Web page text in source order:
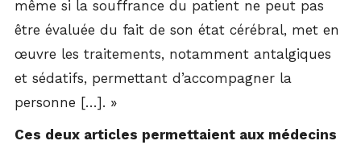
même si la souffrance du patient ne peut pas
être évaluée du fait de son état cérébral, met en
œuvre les traitements, notamment antalgiques
et sédatifs, permettant d’accompagner la
personne […]. »
Ces deux articles permettaient aux médecins